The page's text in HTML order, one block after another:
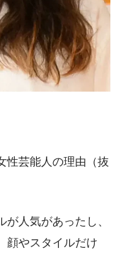
性芸能人の理由（抜
が人気があったし、
顔やスタイルだけ